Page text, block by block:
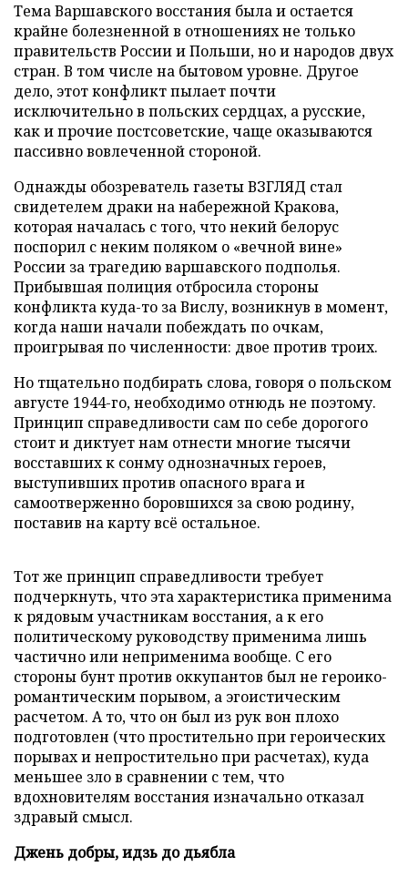
Тема Варшавского восстания была и остается
крайне болезненной в отношениях не только
правительств России и Польши, но и народов двух
стран. В том числе на бытовом уровне. Другое
дело, этот конфликт пылает почти
исключительно в польских сердцах, а русские,
как и прочие постсоветские, чаще оказываются
пассивно вовлеченной стороной.
Однажды обозреватель газеты ВЗГЛЯД стал
свидетелем драки на набережной Кракова,
которая началась с того, что некий белорус
поспорил с неким поляком о «вечной вине»
России за трагедию варшавского подполья.
Прибывшая полиция отбросила стороны
конфликта куда-то за Вислу, возникнув в момент,
когда наши начали побеждать по очкам,
проигрывая по численности: двое против троих.
Но тщательно подбирать слова, говоря о польском
августе 1944-го, необходимо отнюдь не поэтому.
Принцип справедливости сам по себе дорогого
стоит и диктует нам отнести многие тысячи
восставших к сонму однозначных героев,
выступивших против опасного врага и
самоотверженно боровшихся за свою родину,
поставив на карту всё остальное.
Тот же принцип справедливости требует
подчеркнуть, что эта характеристика применима
к рядовым участникам восстания, а к его
политическому руководству применима лишь
частично или неприменима вообще. С его
стороны бунт против оккупантов был не героико-
романтическим порывом, а эгоистическим
расчетом. А то, что он был из рук вон плохо
подготовлен (что простительно при героических
порывах и непростительно при расчетах), куда
меньшее зло в сравнении с тем, что
вдохновителям восстания изначально отказал
здравый смысл.
Джень добры, идзь до дьябла